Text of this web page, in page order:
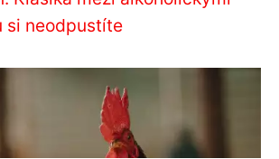
si neodpustíte